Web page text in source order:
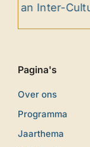
Ritual
Pagina's
Over ons
Programma
Jaarthema